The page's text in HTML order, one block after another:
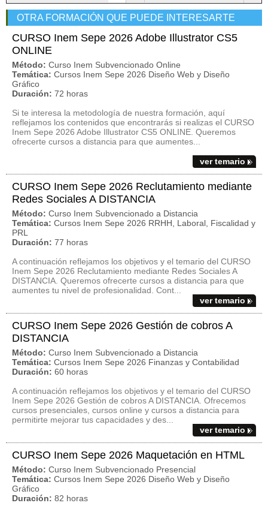
OTRA FORMACIÓN QUE PUEDE INTERESARTE
CURSO Inem Sepe 2026 Adobe Illustrator CS5
ONLINE
Método: Curso Inem Subvencionado Online
Temática: Cursos Inem Sepe 2026 Diseño Web y Diseño
Gráfico
Duración: 72 horas
Si te interesa la metodología de nuestra formación, aquí
reflejamos los contenidos que encontrarás si realizas el CURSO
Inem Sepe 2026 Adobe Illustrator CS5 ONLINE. Queremos
ofrecerte cursos a distancia para que aumentes...
ver temario
CURSO Inem Sepe 2026 Reclutamiento mediante
Redes Sociales A DISTANCIA
Método: Curso Inem Subvencionado a Distancia
Temática: Cursos Inem Sepe 2026 RRHH, Laboral, Fiscalidad y
PRL
Duración: 77 horas
A continuación reflejamos los objetivos y el temario del CURSO
Inem Sepe 2026 Reclutamiento mediante Redes Sociales A
DISTANCIA. Queremos ofrecerte cursos a distancia para que
aumentes tu nivel de profesionalidad. Cont...
ver temario
CURSO Inem Sepe 2026 Gestión de cobros A
DISTANCIA
Método: Curso Inem Subvencionado a Distancia
Temática: Cursos Inem Sepe 2026 Finanzas y Contabilidad
Duración: 60 horas
A continuación reflejamos los objetivos y el temario del CURSO
Inem Sepe 2026 Gestión de cobros A DISTANCIA. Ofrecemos
cursos presenciales, cursos online y cursos a distancia para
permitirte mejorar tus capacidades y des...
ver temario
CURSO Inem Sepe 2026 Maquetación en HTML
Método: Curso Inem Subvencionado Presencial
Temática: Cursos Inem Sepe 2026 Diseño Web y Diseño
Gráfico
Duración: 82 horas